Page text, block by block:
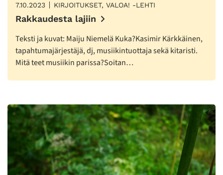
7.10.2023 KIRJOITUKSET, VALOA! -LEHTI
Rakkaudesta lajiin
Teksti ja kuvat: Maiju Niemelä Kuka?Kasimir Kärkkäinen,
tapahtumajärjestäjä, dj, musiikintuottaja sekä kitaristi.
Mitä teet musiikin parissa?Soitan…